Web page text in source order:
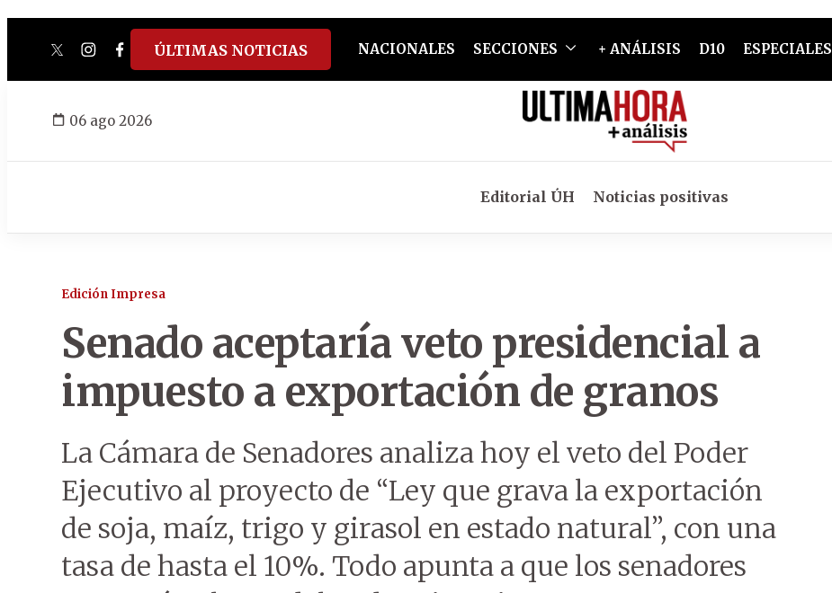
twitterinstagram
facebook
tiktokyoutube
spotify
ÚLTIMAS NOTICIAS NACIONALES SECCIONES + ANÁLISIS D10 ESPECIALES
06 ago 2026
Editorial ÚH Noticias positivas
Edición Impresa
Senado aceptaría veto presidencial a
impuesto a exportación de granos
La Cámara de Senadores analiza hoy el veto del Poder
Ejecutivo al proyecto de “Ley que grava la exportación
de soja, maíz, trigo y girasol en estado natural”, con una
tasa de hasta el 10%. Todo apunta a que los senadores